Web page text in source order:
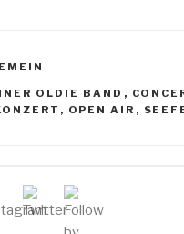
OLDIE BAND ,
, OPEN AIR ,